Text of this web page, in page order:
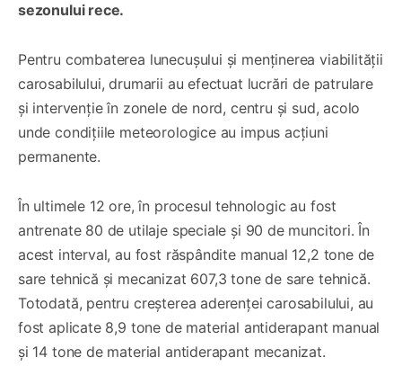
sezonului rece.
Pentru combaterea lunecușului și menținerea viabilității
carosabilului, drumarii au efectuat lucrări de patrulare
și intervenție în zonele de nord, centru și sud, acolo
unde condițiile meteorologice au impus acțiuni
permanente.
În ultimele 12 ore, în procesul tehnologic au fost
antrenate 80 de utilaje speciale și 90 de muncitori. În
acest interval, au fost răspândite manual 12,2 tone de
sare tehnică și mecanizat 607,3 tone de sare tehnică.
Totodată, pentru creșterea aderenței carosabilului, au
fost aplicate 8,9 tone de material antiderapant manual
și 14 tone de material antiderapant mecanizat.